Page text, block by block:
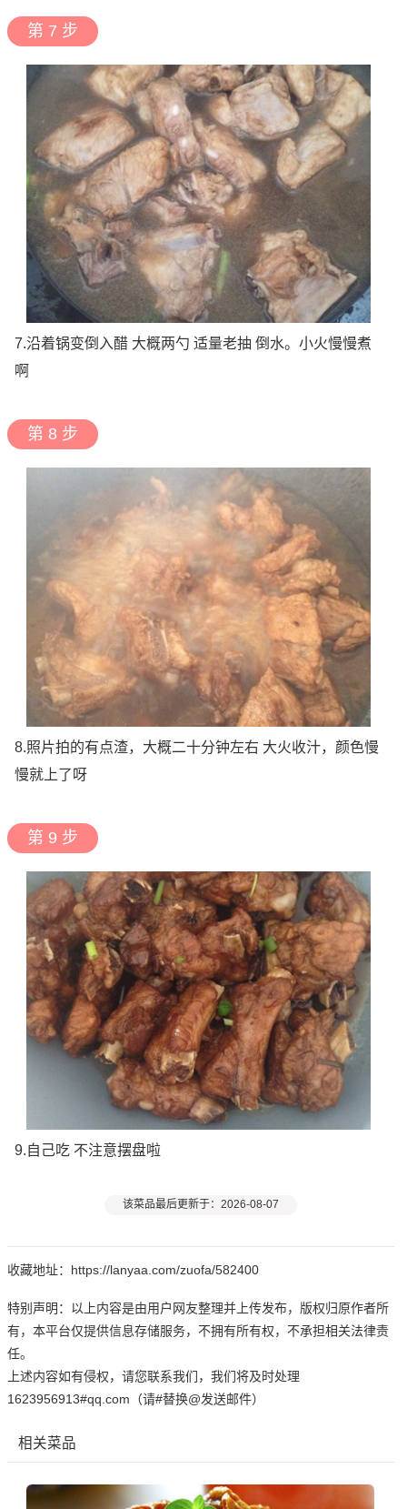
第 7 步
7.沿着锅变倒入醋 大概两勺 适量老抽 倒水。小火慢慢煮
啊
第 8 步
8.照片拍的有点渣，大概二十分钟左右 大火收汁，颜色慢
慢就上了呀
第 9 步
9.自己吃 不注意摆盘啦
该菜品最后更新于：2026-08-07
收藏地址：https://lanyaa.com/zuofa/582400
特别声明：以上内容是由用户网友整理并上传发布，版权归原作者所
有，本平台仅提供信息存储服务，不拥有所有权，不承担相关法律责
任。
上述内容如有侵权，请您联系我们，我们将及时处理
1623956913#qq.com（请#替换@发送邮件）
相关菜品